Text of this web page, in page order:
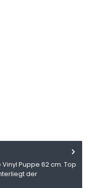
Puppe 62 cm. Top
der